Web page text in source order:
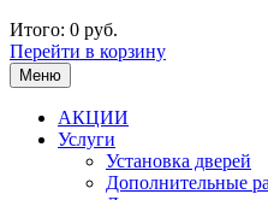
Итого: 0 руб.
Перейти в корзину
Меню
АКЦИИ
Услуги
Установка дверей
Дополнительные